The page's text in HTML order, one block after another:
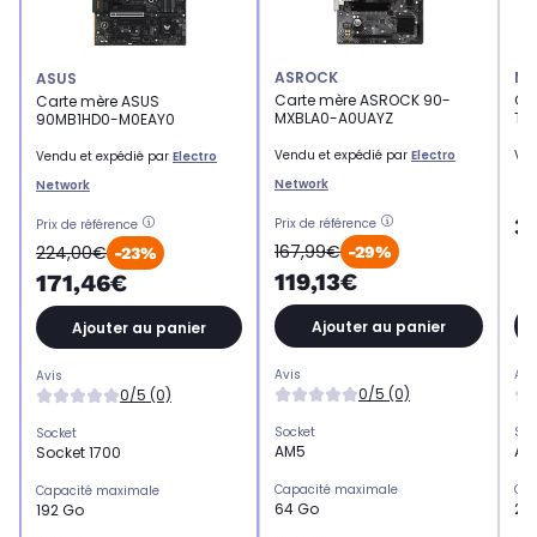
ASUS
Carte mère ASUS
90MB1HD0-M0EAY0
Vendu et expédié par Electro
Network
Prix de référence
224,00€ -23%
171,46€
Ajouter au panier
Avis
0/5 (0)
Socket
Socket 1700
Capacité maximale
192 Go
ASROCK
Carte mère ASROCK 90-
MXBLA0-A0UAYZ
Vendu et expédié par Electro
Network
Prix de référence
167,99€ -29%
119,13€
Ajouter au panier
Avis
0/5 (0)
Socket
AM5
Capacité maximale
64 Go